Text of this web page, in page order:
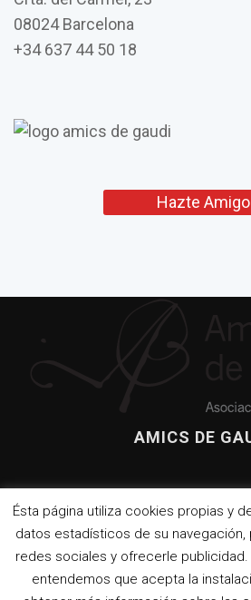
08024 Barcelona
+34 637 44 50 18
Hazte Amigo
AMICS DE
El
Ésta página utiliza cookies propias y
datos estadísticos de su
redes sociales y ofrecerle publicidad.
entendemos que acepta la